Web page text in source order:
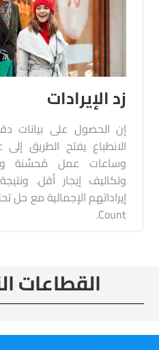
زد الإيرادات
إن الحصول على بيانات
الانطباع يفتح الطريق
وساعات عمل مُحسَّنة
وتكاليف إيجار أقل.
Count.
القطاعات